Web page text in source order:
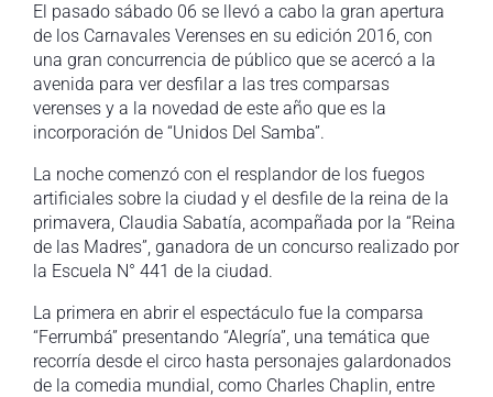
El pasado sábado 06 se llevó a cabo la gran apertura
de los Carnavales Verenses en su edición 2016, con
una gran concurrencia de público que se acercó a la
avenida para ver desfilar a las tres comparsas
verenses y a la novedad de este año que es la
incorporación de “Unidos Del Samba”.
La noche comenzó con el resplandor de los fuegos
artificiales sobre la ciudad y el desfile de la reina de la
primavera, Claudia Sabatía, acompañada por la “Reina
de las Madres”, ganadora de un concurso realizado por
la Escuela N° 441 de la ciudad.
La primera en abrir el espectáculo fue la comparsa
“Ferrumbá” presentando “Alegría”, una temática que
recorría desde el circo hasta personajes galardonados
de la comedia mundial, como Charles Chaplin, entre